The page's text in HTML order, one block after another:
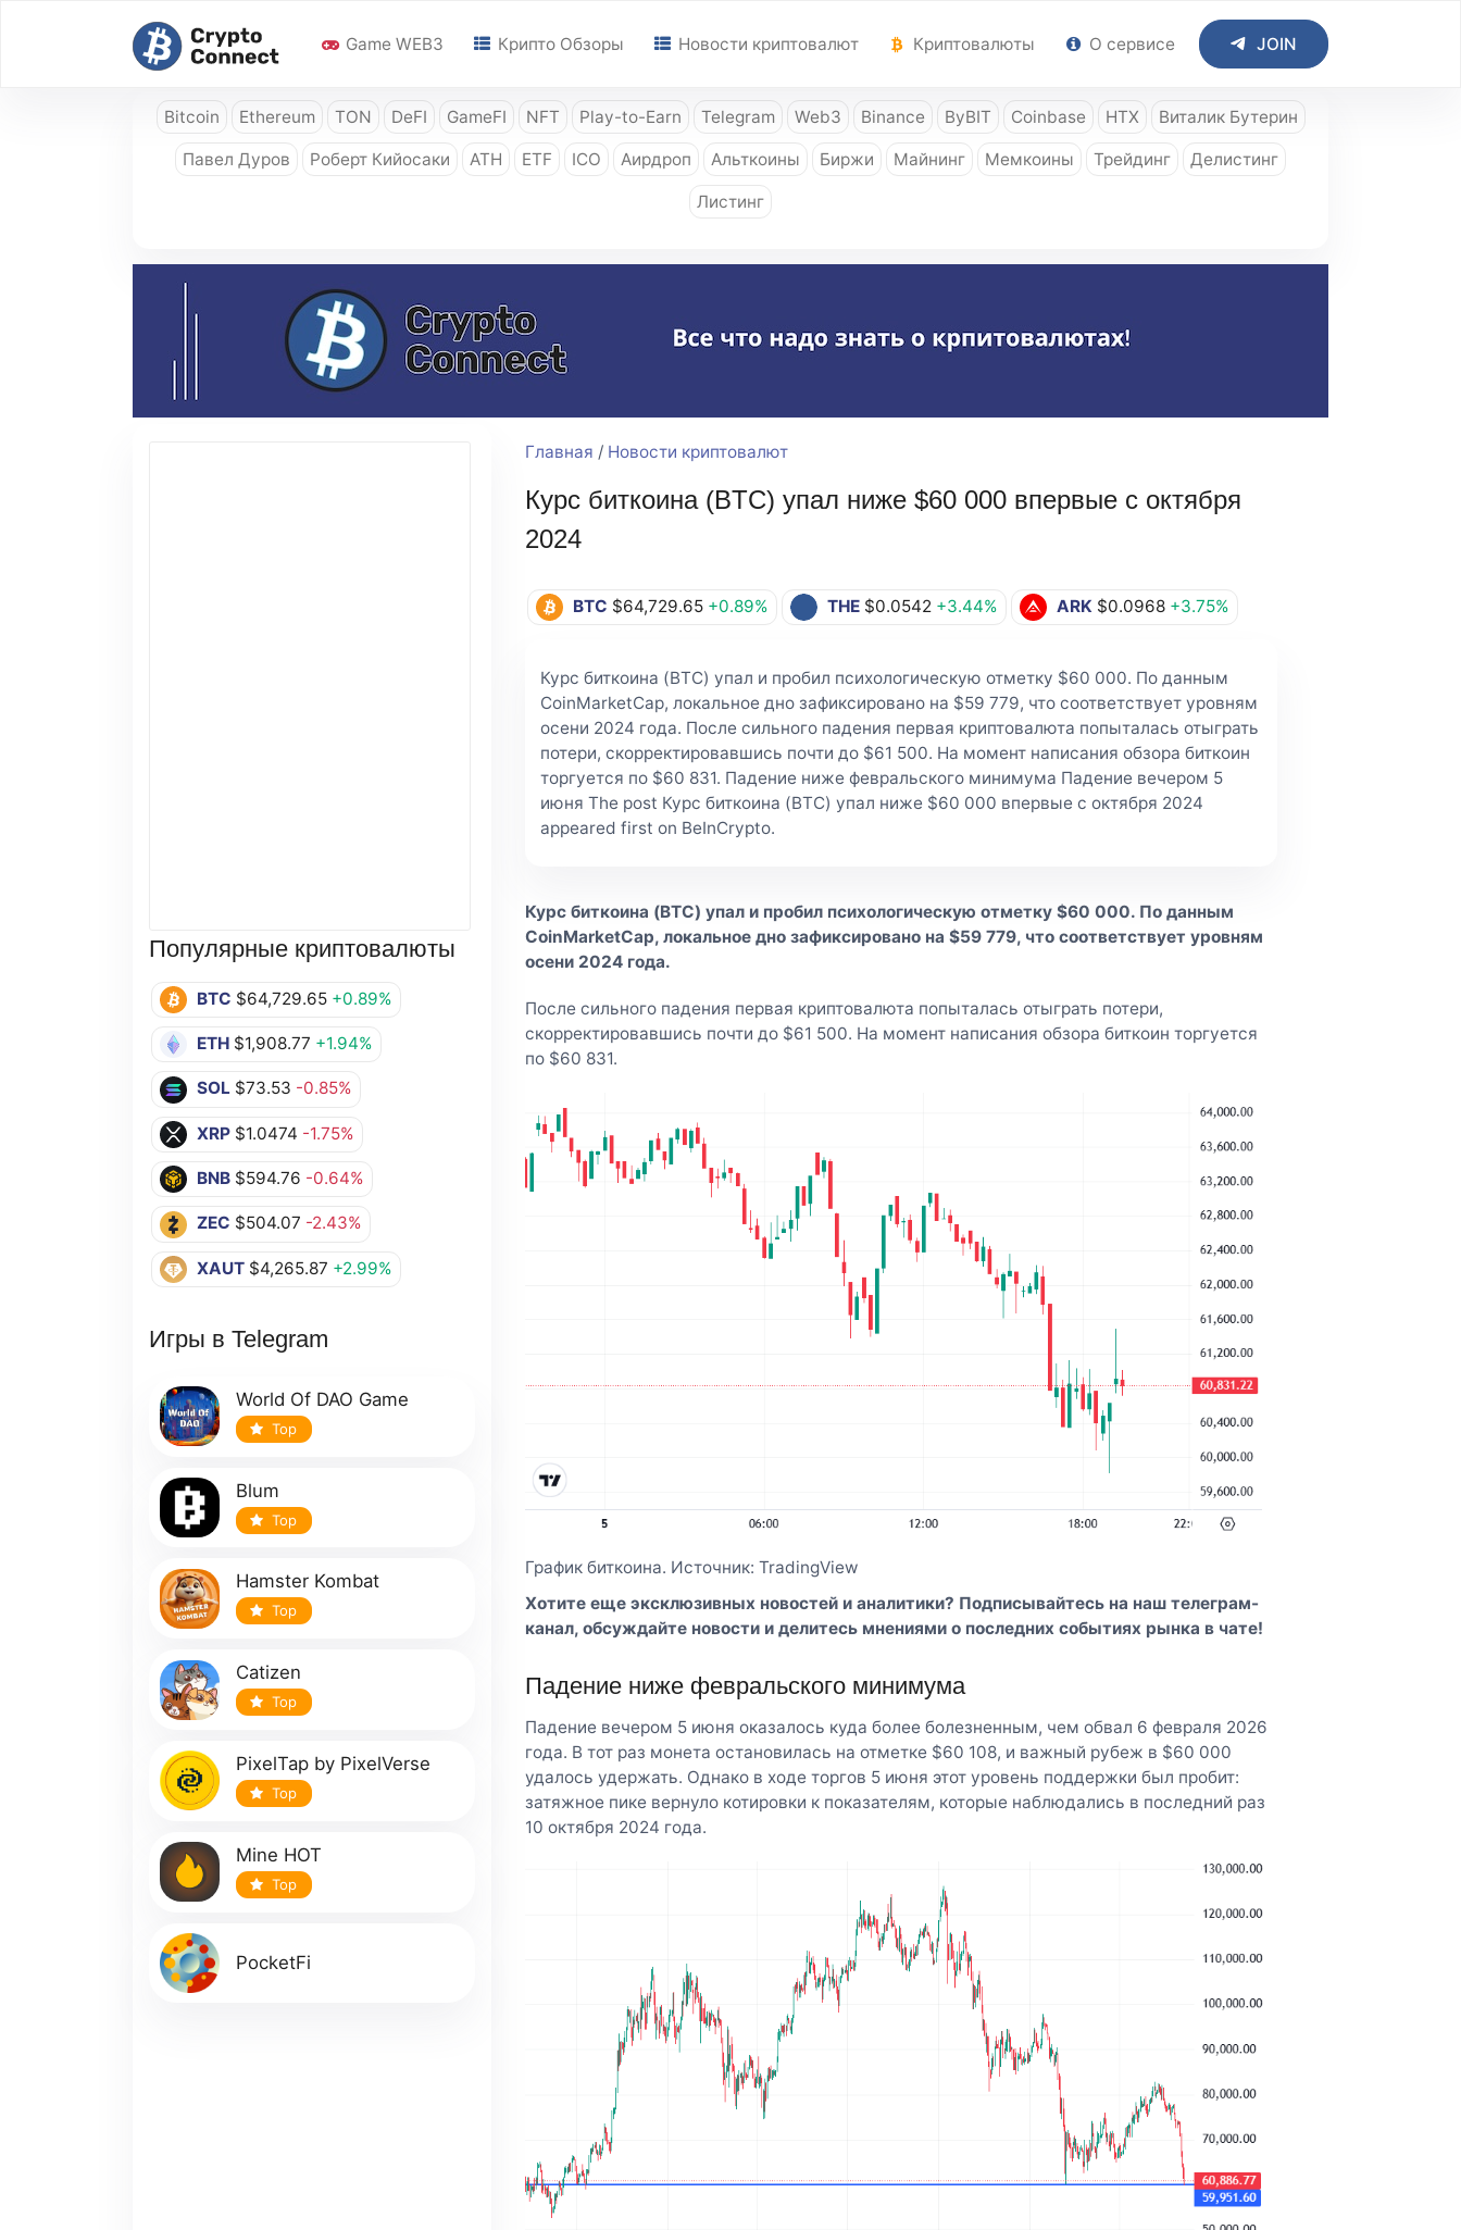
Game WEB3 Крипто Обзоры Новости криптовалют Криптовалюты О сервисе JOIN
Bitcoin Ethereum TON DeFI GameFI NFT Play-to-Earn Telegram Web3 Binance ByBIT Coinbase HTX Виталик Бутерин
Павел Дуров Роберт Кийосаки ATH ETF ICO Аирдроп Альткоины Биржи Майнинг Мемкоины Трейдинг Делистинг
Листинг
Популярные криптовалюты
BTC $64,729.65 +0.89%
ETH $1,908.77 +1.94%
SOL $73.53 -0.85%
XRP $1.0474 -1.75%
BNB $594.76 -0.64%
ZEC $504.07 -2.43%
XAUT $4,265.87 +2.99%
Игры в Telegram
World Of DAO Game
Top
Blum
Top
Hamster Kombat
Top
Catizen
Top
PixelTap by PixelVerse
Top
Mine HOT
Top
PocketFi
Главная / Новости криптовалют
Курс биткоина (BTC) упал ниже $60 000 впервые с октября
2024
BTC $64,729.65 +0.89% THE $0.0542 +3.44% ARK $0.0968 +3.75%
Курс биткоина (BTC) упал и пробил психологическую отметку $60 000. По данным
CoinMarketCap, локальное дно зафиксировано на $59 779, что соответствует уровням
осени 2024 года. После сильного падения первая криптовалюта попыталась отыграть
потери, скорректировавшись почти до $61 500. На момент написания обзора биткоин
торгуется по $60 831. Падение ниже февральского минимума Падение вечером 5
июня The post Курс биткоина (BTC) упал ниже $60 000 впервые с октября 2024
appeared first on BeInCrypto.
Курс биткоина (BTC) упал и пробил психологическую отметку $60 000. По данным
CoinMarketCap, локальное дно зафиксировано на $59 779, что соответствует уровням
осени 2024 года.
После сильного падения первая криптовалюта попыталась отыграть потери,
скорректировавшись почти до $61 500. На момент написания обзора биткоин торгуется
по $60 831.
График биткоина. Источник: TradingView
Хотите еще эксклюзивных новостей и аналитики? Подписывайтесь на наштелеграм-
канал, обсуждайте новости и делитесь мнениями о последних событиях рынка в чате!
Падение ниже февральского минимума
Падение вечером 5 июня оказалось куда более болезненным, чем обвал 6 февраля 2026
года. В тот раз монета остановилась на отметке $60 108, и важный рубеж в $60 000
удалось удержать. Однако в ходе торгов 5 июня этот уровень поддержки был пробит:
затяжное пике вернуло котировки к показателям, которые наблюдались в последний раз
10 октября 2024 года.